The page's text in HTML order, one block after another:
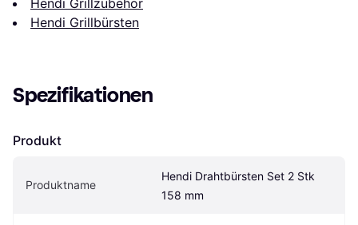
Hendi Grillzubehör
Hendi Grillbürsten
Spezifikationen
Produkt
Produktname
Hendi Drahtbürsten Set 2 Stk
158 mm